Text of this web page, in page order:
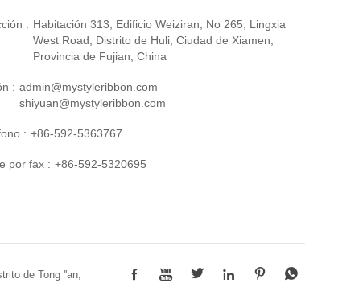
: Habitación 313, Edificio Weiziran, No 265, Lingxia
West Road, Distrito de Huli, Ciudad de Xiamen,
Provincia de Fujian, China
: admin@mystyleribbon.com
shiyuan@mystyleribbon.com
: +86-592-5363767
por fax : +86-592-5320695
     
de Tong ''an,